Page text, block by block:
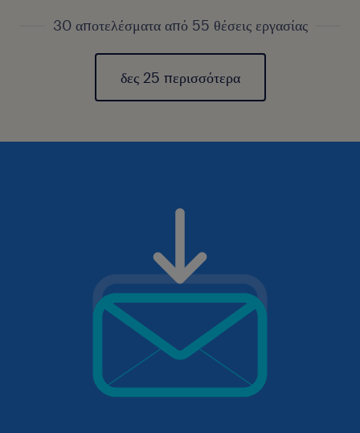
30 αποτελέσματα από 55 θέσεις εργασίας
δες 25 περισσότερα